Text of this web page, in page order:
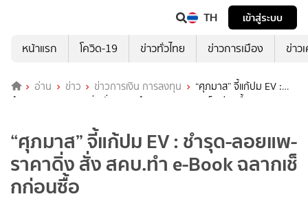
TH
เข้าสู่ระบบ
หน้าแรก
โควิด-19 ข่าวทั่วไทย ข่าวการเมือง ข่าว
อ่าน ข่าว ข่าวการเงิน การลงทุน
“ศุภมาส” จี้แก้ปม EV :
ชำรุด-ลอยแพ-ราคาดิ่ง สั่ง สคบ.ทำ e-Book ฉลากเช็กก่อนซื้อ
“ศุภมาส” จี้แก้ปม EV : ชำรุด-ลอยแพ-
ราคาดิ่ง สั่ง สคบ.ทำ e-Book ฉลากเช็
กก่อนซื้อ